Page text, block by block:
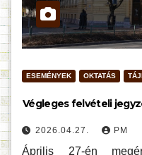
ESEMÉNYEK OKTATÁS
Végleges felvételi
2026.04.27. PM
Április 27-én